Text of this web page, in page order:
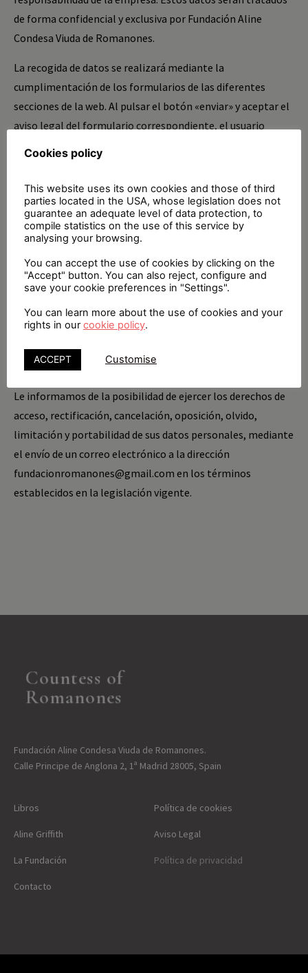
de forma confidencial y exclusiva por Fundación Aline
Condesa Viuda de Romanones.
La recogida de datos se realizará mediante la
cumplimentación de los formularios de las diferentes
secciones de la web. Al pulsar el botón «enviar» y aceptar el
aviso legal del formulario correspondiente, el usuario
fichero automatizado y que sean utilizados con fines
comerciales y de envío de información.
Asimismo, y salvo que se indique lo contrario, las respuestas
a las preguntas de carácter personal en los distintos
contestación a dichas preguntas suponga una merma en
los servicios solicitados. La falta de cumplimentación de los
campos determinados como obligatorios o el suministro
de datos incorrectos impedirá a Fundación Aline Condesa
Viuda de Romanones la prestación de los servicios
requeridos.
Le informamos de la posibilidad de ejercer los derechos de
acceso, rectificación, cancelación, oposición, olvido,
limitación y portabilidad de sus datos personales, mediante
el envío de un correo electrónico a la dirección
fundacionromanones@gmail.com en los términos
establecidos en la legislación vigente.
Countess of
Romanones
Fundación Aline Condesa Viuda de Romanones.
Calle Principe de Anglona 2, 1ª Madrid 28005, Spain
Libros
Aline Griffith
La Fundación
Contacto
Política de cookies
Aviso Legal
Política de privacidad
Cookies policy
This website uses its own cookies and those of third
parties located in the USA, whose legislation does not
guarantee an adequate level of data protection, to
compile statistics on the use of this service by
analysing your browsing.
You can accept the use of cookies by clicking on the
"Accept" button. You can also reject, configure and
save your cookie preferences in "Settings".
You can learn more about the use of cookies and your
rights in ourcookie policy.
ACCEPT Customise